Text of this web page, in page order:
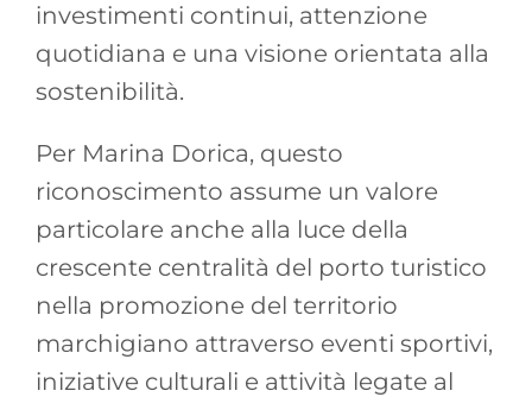
investimenti continui, attenzione
quotidiana e una visione orientata alla
sostenibilità.
Per Marina Dorica, questo
riconoscimento assume un valore
particolare anche alla luce della
crescente centralità del porto turistico
nella promozione del territorio
marchigiano attraverso eventi sportivi,
iniziative culturali e attività legate al